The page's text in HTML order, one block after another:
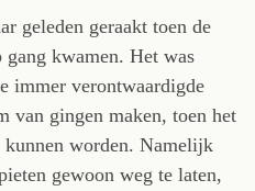
geleden geraakt toen de
kwamen. Het was
immer verontwaardigde
van gingen maken, toen het
worden. Namelijk
gewoon weg te laten,